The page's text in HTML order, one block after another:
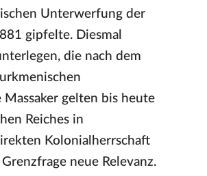
Unterwerfung der
gipfelte. Diesmal
die nach dem
gelten bis heute
Reiches in
Kolonialherrschaft
neue Relevanz.